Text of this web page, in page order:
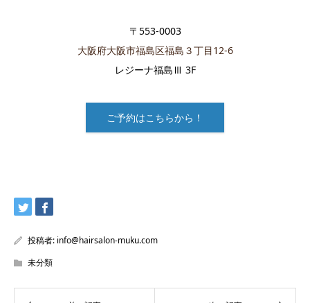
〒553-0003
大阪府大阪市福島区福島３丁目12-6
レジーナ福島Ⅲ 3F
ご予約はこちらから！
投稿者: info@hairsalon-muku.com
未分類